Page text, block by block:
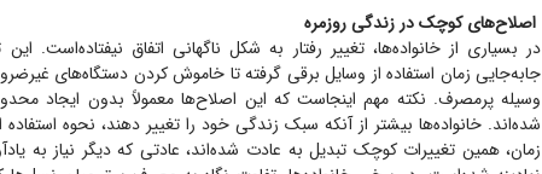
اصلاح‌های کوچک در زندگی روزمره
در بسیاری از خانواده‌ها، تغییر رفتار به شکل ناگهانی اتفاق نیفتاده‌است.
جابه‌جایی زمان استفاده از وسایل برقی گرفته تا خاموش کردن دستگاه‌های
وسیله پرمصرف. نکته مهم اینجاست که این اصلاح‌ها معمولاً بدون ایجاد
شده‌اند. خانواده‌ها بیشتر از آنکه سبک زندگی خود را تغییر دهند، نحوه استفاده
زمان، همین تغییرات کوچک تبدیل به عادت شده‌اند، عادتی که دیگر نیاز به